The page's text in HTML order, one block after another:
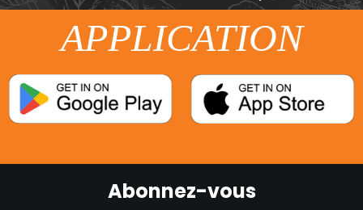
APPLICATION
Abonnez-vous